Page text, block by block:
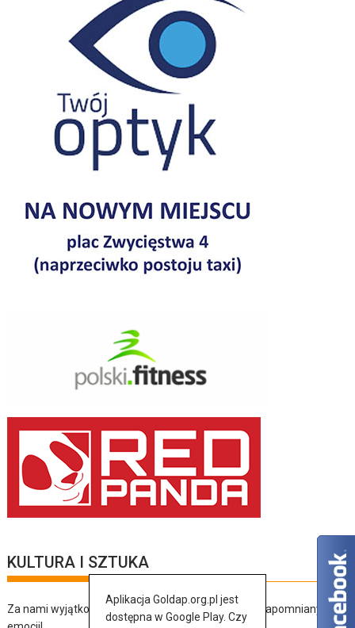
KULTURA I SZTUKA
Za nami wyjątkowy dzień pełen muzyki, tańca i niezapomnianych
Aplikacja Goldap.org.pl jest
dostępna w Google Play. Czy